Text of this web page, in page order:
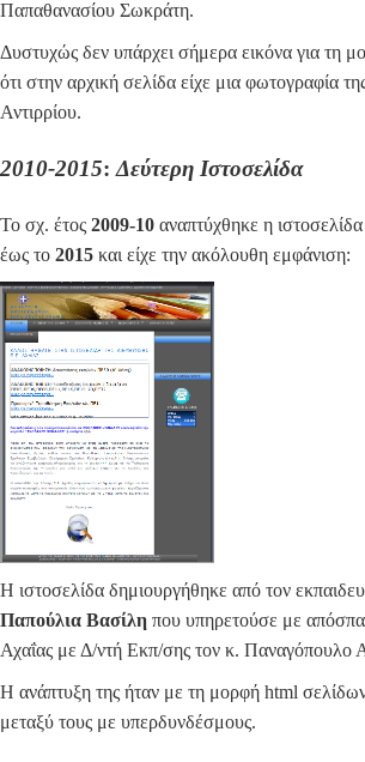
Παπαθανασίου Σωκράτη.
Δυστυχώς δεν υπάρχει σήμερα εικόνα για τη
ότι στην αρχική σελίδα είχε μια φωτογραφία
Αντιρρίου.
2010-2015:Δεύτερη Ιστοσελίδα
Το σχ. έτος 2009-10 αναπτύχθηκε η
έως το 2015 και είχε την ακόλουθη εμφάνιση:
Η ιστοσελίδα δημιουργήθηκε από τον
Παπούλια Βασίλη που υπηρετούσε με
Αχαΐας με Δ/ντή Εκπ/σης τον κ. Παναγόπουλο
Η ανάπτυξη της ήταν με τη μορφή html
μεταξύ τους με υπερδυνδέσμους.